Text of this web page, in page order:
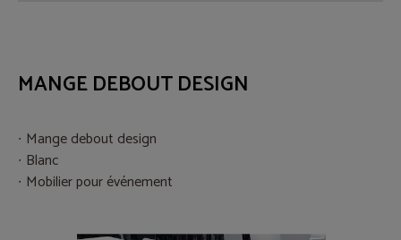
MANGE DEBOUT DESIGN
Mange debout design
Blanc
Mobilier pour événement